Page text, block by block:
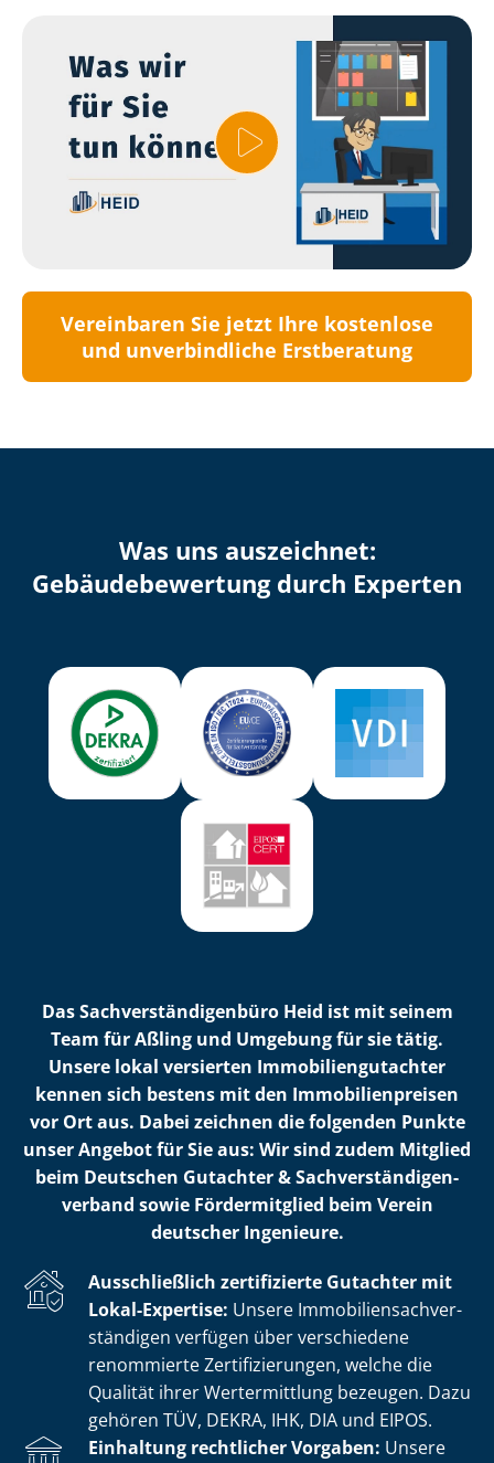
Vereinbaren Sie jetzt Ihre kostenlose
und unverbindliche Erstberatung
Was uns auszeichnet:
Ge­bäu­de­be­wer­tung durch Experten
Das Sach­ver­stän­di­gen­bü­ro Heid ist mit seinem
Team für Aßling und Umgebung für sie tätig.
Unsere lokal versierten Im­mo­bi­li­en­gut­ach­ter
kennen sich bestens mit den Im­mo­bi­li­en­prei­sen
vor Ort aus. Dabei zeichnen die folgenden Punkte
unser Angebot für Sie aus: Wir sind zudem Mitglied
beim Deutschen Gutachter & Sach­ver­stän­di­gen­
ver­band sowie Fördermitglied beim Verein
deutscher Ingenieure.
Ausschließlich zertifizierte Gutachter mit
Lokal-Expertise: Unsere Im­mo­bi­li­en­sach­ver­
stän­di­gen verfügen über verschiedene
renommierte Zer­ti­fi­zie­run­gen, welche die
Qualität ihrer Wertermittlung bezeugen. Dazu
gehören TÜV, DEKRA, IHK, DIA und EIPOS.
Einhaltung rechtlicher Vorgaben: Unsere